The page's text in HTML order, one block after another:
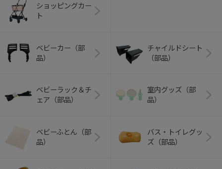
ショッピングカー
ト
ベビーカー（部
品）
チャイルドシート
（部品）
ベビーラック＆チ
ェア（部品）
室内グッズ（部
品）
ベビーふとん（部
品）
バス・トイレグッ
ズ（部品）